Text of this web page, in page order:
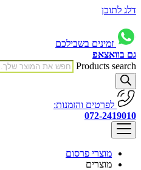
דלג לתוכן
זמינים בשבילכם
גם בוואצאפ
Products search
לפרטים והזמנות:
072-2419010
מוצרי פרסום
מוצרים